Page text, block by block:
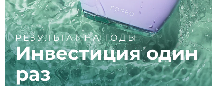
РЕЗУЛЬТАТ НА ГОДЫ
Инвестиция один
раз